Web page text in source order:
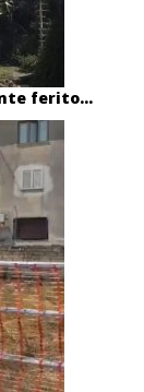
ferito...